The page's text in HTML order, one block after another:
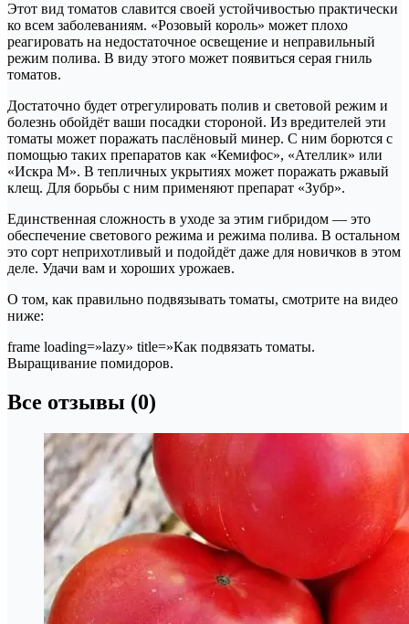
Этот вид томатов славится своей устойчивостью практически
ко всем заболеваниям. «Розовый король» может плохо
реагировать на недостаточное освещение и неправильный
режим полива. В виду этого может появиться серая гниль
томатов.
Достаточно будет отрегулировать полив и световой режим и
болезнь обойдёт ваши посадки стороной. Из вредителей эти
томаты может поражать паслёновый минер. С ним борются с
помощью таких препаратов как «Кемифос», «Ателлик» или
«Искра М». В тепличных укрытиях может поражать ржавый
клещ. Для борьбы с ним применяют препарат «Зубр».
Единственная сложность в уходе за этим гибридом — это
обеспечение светового режима и режима полива. В остальном
это сорт неприхотливый и подойдёт даже для новичков в этом
деле. Удачи вам и хороших урожаев.
О том, как правильно подвязывать томаты, смотрите на видео
ниже:
frame loading=»lazy» title=»Как подвязать томаты.
Выращивание помидоров.
Все отзывы (0)